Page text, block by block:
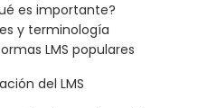
es importante?
y terminología
LMS populares
del LMS